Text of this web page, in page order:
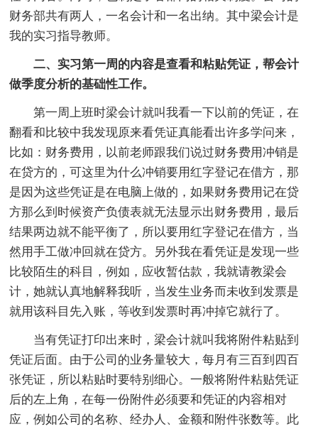
财务部共有两人，一名会计和一名出纳。其中梁会计是
我的实习指导教师。
二、实习第一周的内容是查看和粘贴凭证，帮会计
做季度分析的基础性工作。
第一周上班时梁会计就叫我看一下以前的凭证，在
翻看和比较中我发现原来看凭证真能看出许多学问来，
比如：财务费用，以前老师跟我们说过财务费用冲销是
在贷方的，可这里为什么冲销要用红字登记在借方，那
是因为这些凭证是在电脑上做的，如果财务费用记在贷
方那么到时候资产负债表就无法显示出财务费用，最后
结果两边就不能平衡了，所以要用红字登记在借方，当
然用手工做冲回就在贷方。另外我在看凭证是发现一些
比较陌生的科目，例如，应收暂估款，我就请教梁会
计，她就认真地解释我听，当发生业务而未收到发票是
就用该科目先入账，等收到发票时再冲掉它就行了。
当有凭证打印出来时，梁会计就叫我将附件粘贴到
凭证后面。由于公司的业务量较大，每月有三百到四百
张凭证，所以粘贴时要特别细心。一般将附件粘贴凭证
后的左上角，在每一份附件必须要和凭证的内容相对
应，例如公司的名称、经办人、金额和附件张数等。此